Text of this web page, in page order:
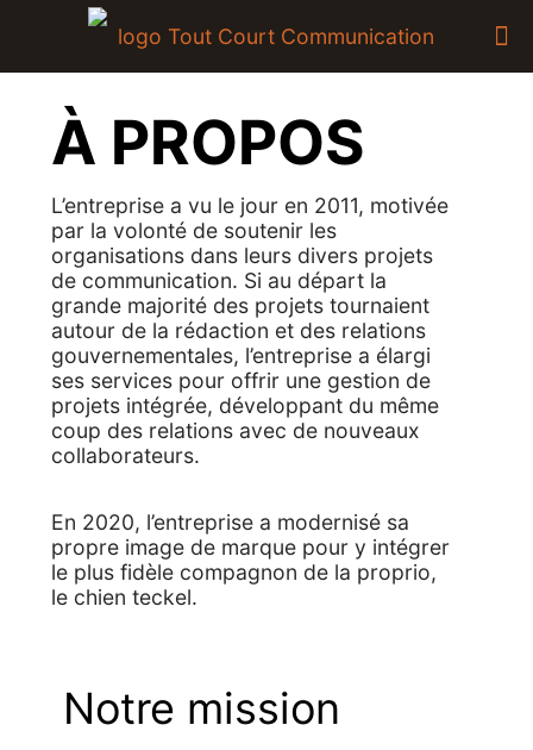
À PROPOS
L’entreprise a vu le jour en 2011, motivée
par la volonté de soutenir les
organisations dans leurs divers projets
de communication. Si au départ la
grande majorité des projets tournaient
autour de la rédaction et des relations
gouvernementales, l’entreprise a élargi
ses services pour offrir une gestion de
projets intégrée, développant du même
coup des relations avec de nouveaux
collaborateurs.
En 2020, l’entreprise a modernisé sa
propre image de marque pour y intégrer
le plus fidèle compagnon de la proprio,
le chien teckel.
Notre mission